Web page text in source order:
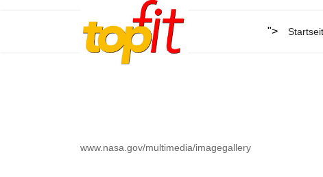
">
www.nasa.gov/multimedia/imagegallery